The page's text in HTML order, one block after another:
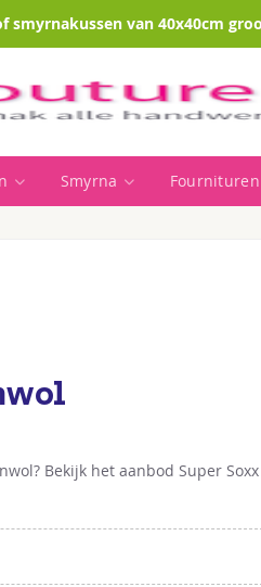
van 40x40cm
Smyrna Fournituren
Bekijk het aanbod Super